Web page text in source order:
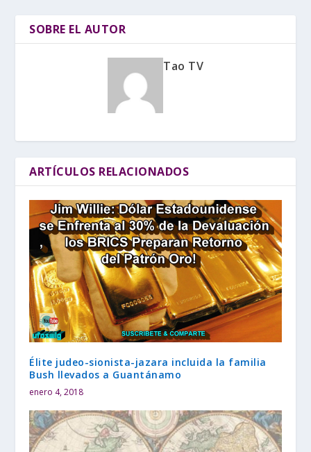
SOBRE EL AUTOR
Tao TV
ARTÍCULOS RELACIONADOS
Élite judeo-sionista-jazara incluida la familia
Bush llevados a Guantánamo
enero 4, 2018